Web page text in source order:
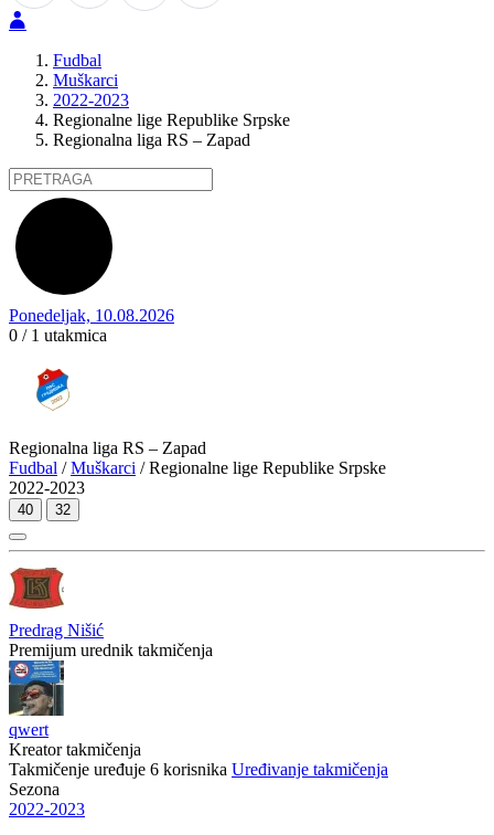
Fudbal
Muškarci
2022-2023
Regionalne lige Republike Srpske
Regionalna liga RS – Zapad
Ponedeljak, 10.08.2026
0 / 1 utakmica
Regionalna liga RS – Zapad
Fudbal /Muškarci / Regionalne lige Republike Srpske
2022-2023
40 32
Predrag Nišić
Premijum urednik takmičenja
qwert
Kreator takmičenja
Takmičenje uređuje 6 korisnika Uređivanje takmičenja
Sezona
2022-2023